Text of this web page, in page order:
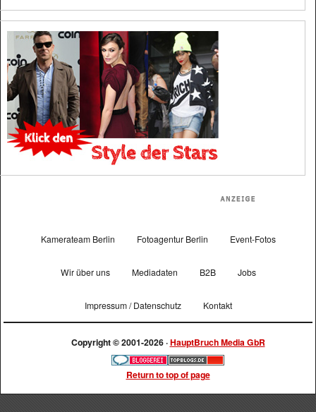
Kamerateam Berlin Fotoagentur Berlin Event-Fotos
Wir über uns Mediadaten B2B Jobs
Impressum / Datenschutz Kontakt
Copyright © 2001-2026 ·HauptBruch Media GbR
Return to top of page